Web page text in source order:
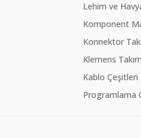
Lehim ve
Komponent
Konnektor
Klemens
Kablo Çeşitleri
Programlama